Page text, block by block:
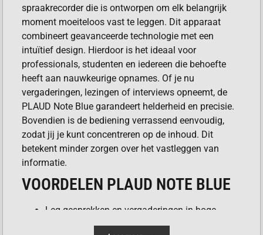
spraakrecorder die is ontworpen om elk belangrijk
moment moeiteloos vast te leggen. Dit apparaat
combineert geavanceerde technologie met een
intuïtief design. Hierdoor is het ideaal voor
professionals, studenten en iedereen die behoefte
heeft aan nauwkeurige opnames. Of je nu
vergaderingen, lezingen of interviews opneemt, de
PLAUD Note Blue garandeert helderheid en precisie.
Bovendien is de bediening verrassend eenvoudig,
zodat jij je kunt concentreren op de inhoud. Dit
betekent minder zorgen over het vastleggen van
informatie.
VOORDELEN PLAUD NOTE BLUE
Leg gesprekken en vergaderingen in hoge
kwaliteit vast.